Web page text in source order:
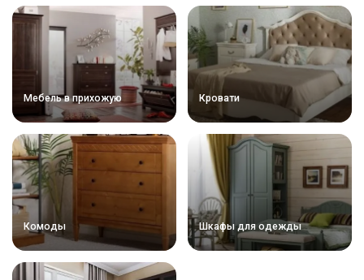
Мебель в прихожую Кровати
Комоды Шкафы для одежды